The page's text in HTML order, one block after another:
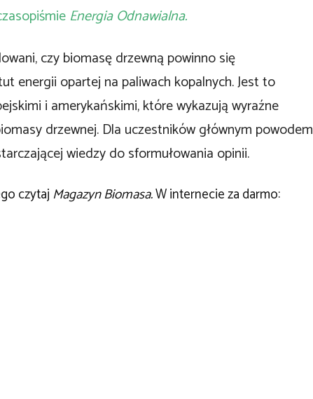
Energia Odnawialna.
czy biomasę drzewną powinno się
energii opartej na paliwach kopalnych. Jest to
i amerykańskimi, które wykazują wyraźne
drzewnej. Dla uczestników głównym powodem
wiedzy do sformułowania opinii.
czytajMagazyn Biomasa.W internecie za darmo: